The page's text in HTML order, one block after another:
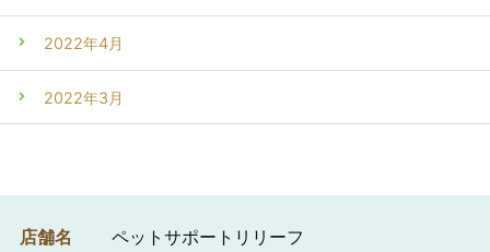
2022年4月
2022年3月
店舗名
ペットサポートリリーフ